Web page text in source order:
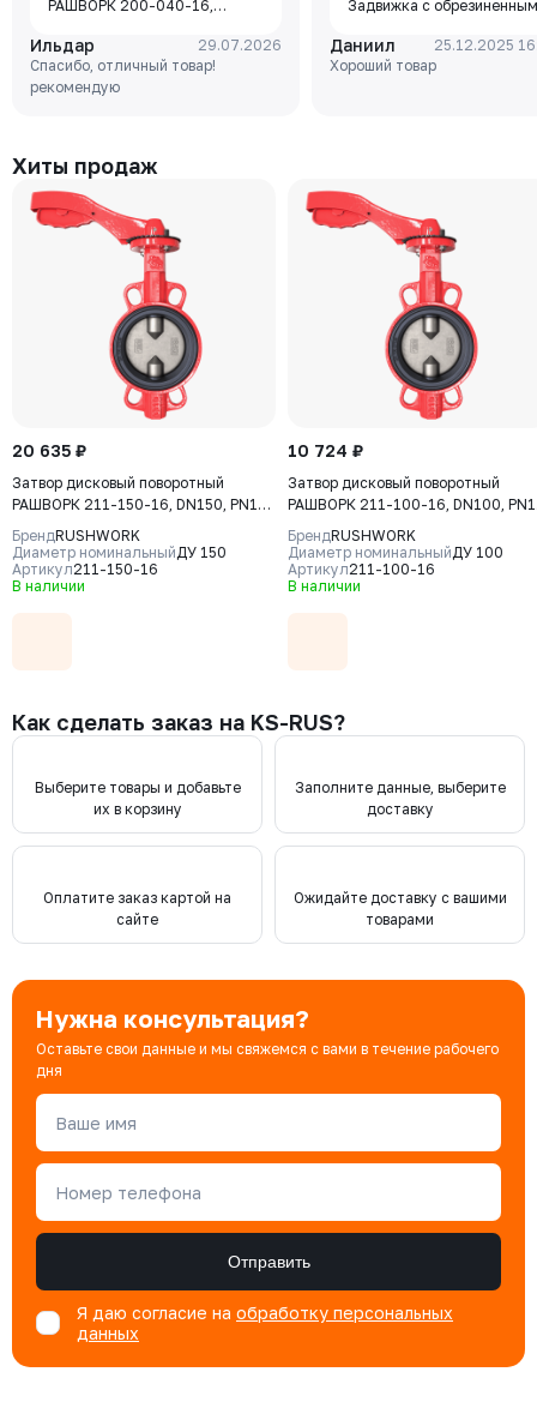
РАШВОРК 200-040-16,
250 (GG25), диск - GJS-400-
15 (GGG40), уплотнение -
EPDM, М/Ф, рукоятка
Ильдар
29.07.2026
Спасибо, отличный товар!
рекомендую
Задвижка с обрезиненным
чугун, клин-EPDM,
Tmax=110°C Ф/Ф
Даниил
25.12.2025
Хороший товар
Хиты продаж
20 635 ₽
Затвор дисковый поворотный
РАШВОРК 211-150-16, DN150, PN16,
корпус - GJL-250 (GG25), диск -
CF8, уплотнение - NBR, М/Ф,
рукоятка
БрендRUSHWORK
Диаметр номинальныйДУ 150
Артикул211-150-16
В наличии
10 724 ₽
Затвор дисковый поворотный
РАШВОРК 211-100-16, DN100,
корпус - GJL-250 (GG25), диск -
CF8, уплотнение - NBR, М/Ф,
рукоятка
БрендRUSHWORK
Диаметр номинальныйДУ 100
Артикул211-100-16
В наличии
Как сделать заказ на KS-RUS?
Выберите товары и добавьте
их в корзину
Заполните данные, выберите
доставку
Оплатите заказ картой на
сайте
Ожидайте доставку с вашими
товарами
Нужна консультация?
Оставьте свои данные и мы свяжемся с вами в течение рабочего
дня
Ваше имя
Номер телефона
Отправить
Я даю согласие на обработку персональных
данных